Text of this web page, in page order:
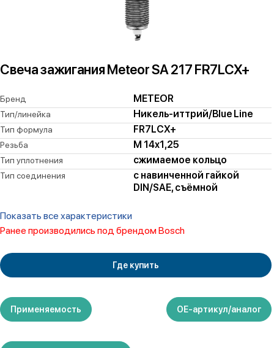
Свеча зажигания Meteor SA 217 FR7LCX+
Бренд METEOR
Тип/линейка Никель-иттрий/Blue Line
Тип формула FR7LCX+
Резьба M 14x1,25
Тип уплотнения сжимаемое кольцо
Тип соединения
с навинченной гайкой
DIN/SAE, съёмной
Показать все характеристики
Ранее производились под брендом Bosch
Где купить
Применяемость ОЕ-артикул/аналог